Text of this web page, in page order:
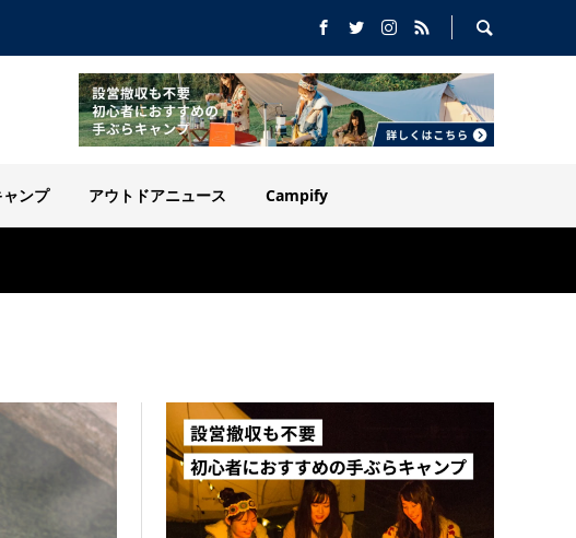
ンプ アウトドアニュース Campify